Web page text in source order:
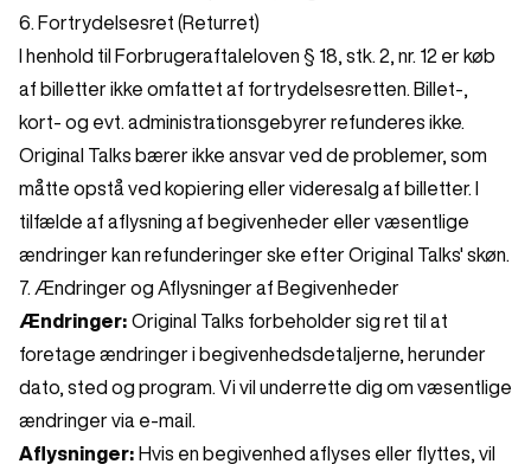
6. Fortrydelsesret (Returret)
I henhold til Forbrugeraftaleloven § 18, stk. 2, nr. 12 er køb
af billetter ikke omfattet af fortrydelsesretten. Billet-,
kort- og evt. administrationsgebyrer refunderes ikke.
Original Talks bærer ikke ansvar ved de problemer, som
måtte opstå ved kopiering eller videresalg af billetter. I
tilfælde af aflysning af begivenheder eller væsentlige
ændringer kan refunderinger ske efter Original Talks' skøn.
7. Ændringer og Aflysninger af Begivenheder
Ændringer: Original Talks forbeholder sig ret til at
foretage ændringer i begivenhedsdetaljerne, herunder
dato, sted og program. Vi vil underrette dig om væsentlige
ændringer via e-mail.
Aflysninger: Hvis en begivenhed aflyses eller flyttes, vil